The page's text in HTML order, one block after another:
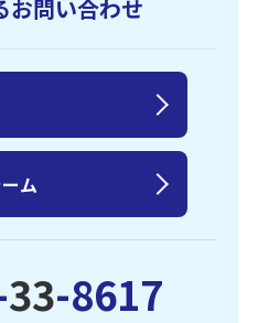
お問い合わせ
33-8617
ム